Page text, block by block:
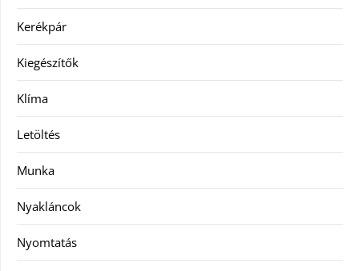
Kerékpár
Kiegészítők
Klíma
Letöltés
Munka
Nyakláncok
Nyomtatás